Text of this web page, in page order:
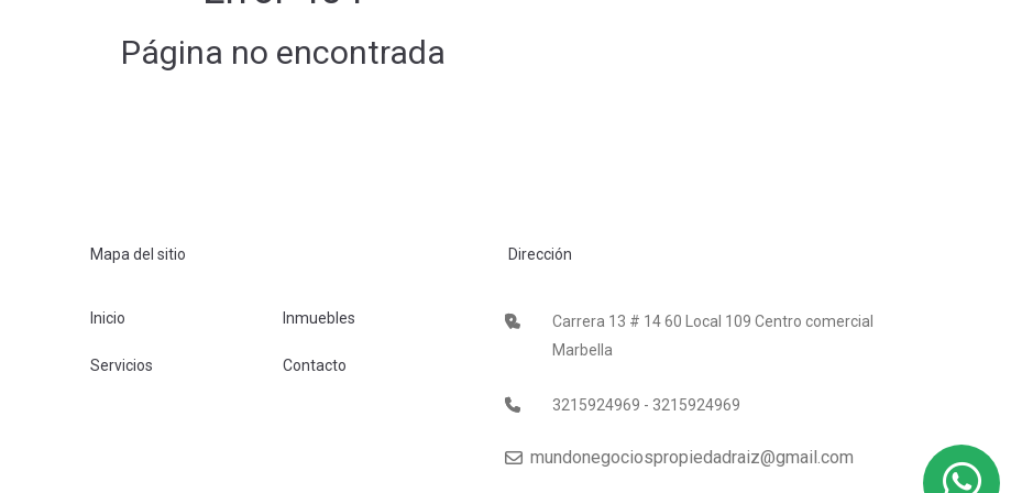
Página no encontrada
Mapa del sitio
Inicio Inmuebles
Servicios Contacto
Dirección
Carrera 13 # 14 60 Local 109 Centro comercial
Marbella
3215924969 - 3215924969
mundonegociospropiedadraiz@gmail.com